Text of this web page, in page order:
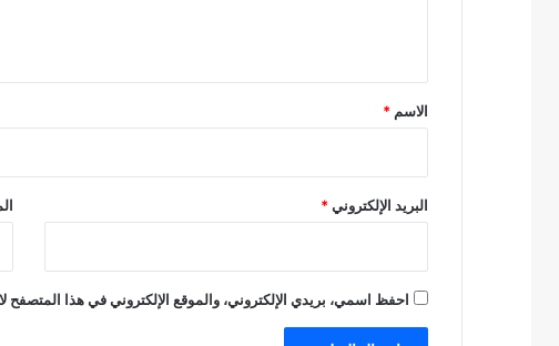
*
الاسم *
البريد الإلكتروني*
احفظ اسمي، بريدي الإلكتروني، والموقع الإلكتروني في هذا المتصفح